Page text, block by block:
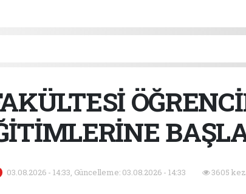
03.08.2026 - 14:33, Güncelleme: 03.08.2026 - 14:33 3605